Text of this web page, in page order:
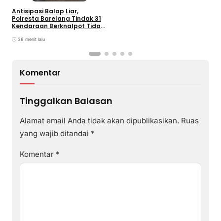
Antisipasi Balap Liar,
Polresta Barelang Tindak 31
Kendaraan Berknalpot Tidak
38 menit lalu
Komentar
Tinggalkan Balasan
Alamat email Anda tidak akan dipublikasikan. Ruas
yang wajib ditandai *
Komentar *